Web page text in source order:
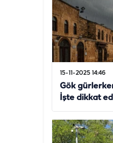
15-11-2025 14:46
Gök
İşte dikkat